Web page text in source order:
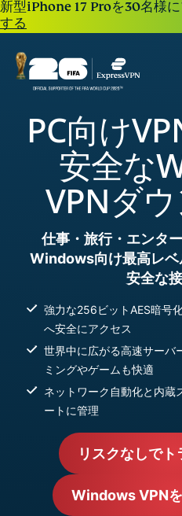
新型iPhone 17 Proを30名様
する
PC向け
安全な
VPNダ
仕事・旅行・エンタ
Windows向け最高レベ
安全な接
強力な256ビットAES暗号
へ安全にアクセス
世界中に広がる高速サーバ
ミングやゲームも快適
ネットワーク自動化と内蔵
ートに管理
リスクなしで
Windows VPN